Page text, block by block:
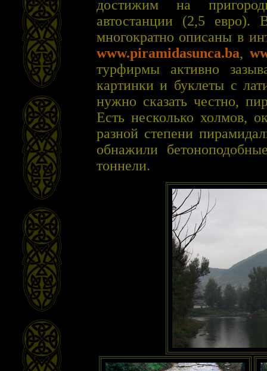
достижим на
автостанции (2,5 евро).
многократно описаны в
www.piramidasunca.ba,
турфирмы активно
картинки и буклеты с
нужно сказать честно,
Есть несколько холмов,
разной степени
обнажили
тоннели.